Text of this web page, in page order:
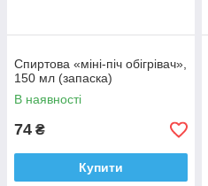
Спиртова «міні-піч обігрівач»,
150 мл (запаска)
В наявності
74 ₴
Купити